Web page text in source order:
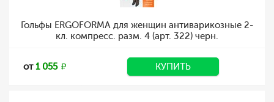
Гольфы ERGOFORMA для женщин антиварикозные 2-
кл. компресс. разм. 4 (арт. 322) черн.
от1 055 КУПИТЬ